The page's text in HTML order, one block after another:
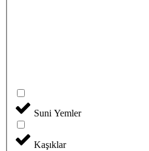
Suni Yemler
Kaşıklar